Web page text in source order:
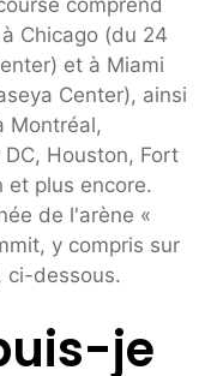
Chicago (du 24
et à Miami
Center), ainsi
Montréal,
Houston, Fort
et plus encore.
de l'arène «
y compris sur
ci-dessous.
je